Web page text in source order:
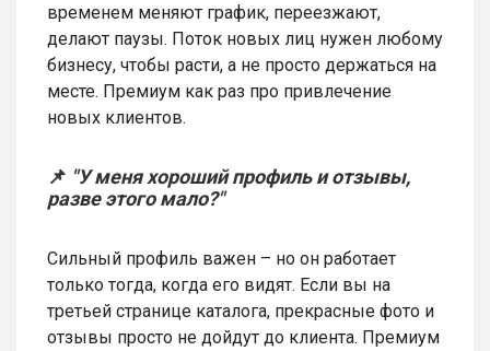
временем меняют график, переезжают,
делают паузы. Поток новых лиц нужен любому
бизнесу, чтобы расти, а не просто держаться на
месте. Премиум как раз про привлечение
новых клиентов.
📌 "У меня хороший профиль и отзывы,
разве этого мало?"
Сильный профиль важен – но он работает
только тогда, когда его видят. Если вы на
третьей странице каталога, прекрасные фото и
отзывы просто не дойдут до клиента. Премиум